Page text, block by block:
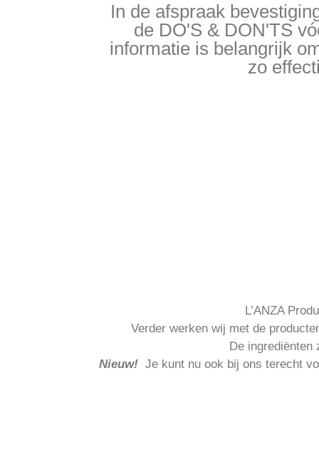
In de afspraak
de DO'S & DON'TS
informatie is belangrijk
zo
L’ANZA
Verder werken wij met de
De
Nieuw!Je kunt nu ook bij ons terecht